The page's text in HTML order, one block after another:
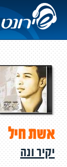
אשת חיל
יקיר ונה